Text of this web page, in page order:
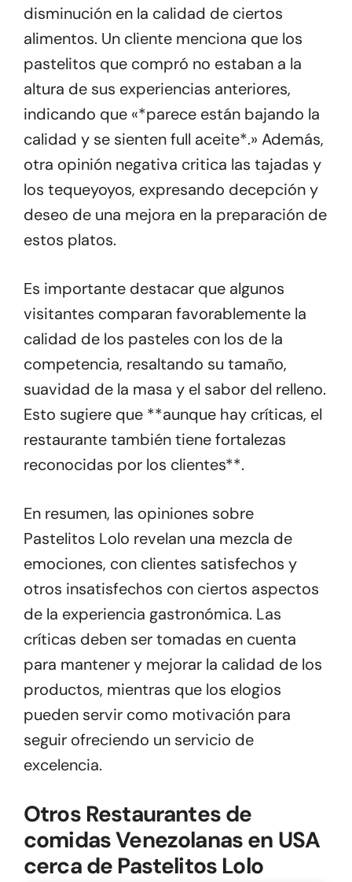
disminución en la calidad de ciertos
alimentos. Un cliente menciona que los
pastelitos que compró no estaban a la
altura de sus experiencias anteriores,
indicando que «*parece están bajando la
calidad y se sienten full aceite*.» Además,
otra opinión negativa critica las tajadas y
los tequeyoyos, expresando decepción y
deseo de una mejora en la preparación de
estos platos.
Es importante destacar que algunos
visitantes comparan favorablemente la
calidad de los pasteles con los de la
competencia, resaltando su tamaño,
suavidad de la masa y el sabor del relleno.
Esto sugiere que **aunque hay críticas, el
restaurante también tiene fortalezas
reconocidas por los clientes**.
En resumen, las opiniones sobre
Pastelitos Lolo revelan una mezcla de
emociones, con clientes satisfechos y
otros insatisfechos con ciertos aspectos
de la experiencia gastronómica. Las
críticas deben ser tomadas en cuenta
para mantener y mejorar la calidad de los
productos, mientras que los elogios
pueden servir como motivación para
seguir ofreciendo un servicio de
excelencia.
Otros Restaurantes de
comidas Venezolanas en USA
cerca de Pastelitos Lolo